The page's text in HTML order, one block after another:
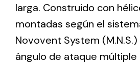
The incorporation of Novovent
meant a greater offer of
larga. Construido con
montadas según el
Novovent System
ángulo de ataque